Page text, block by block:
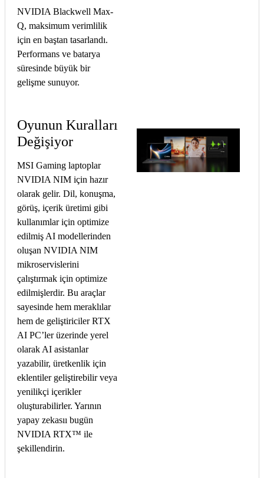
NVIDIA Blackwell Max-
Q, maksimum verimlilik
için en baştan tasarlandı.
Performans ve batarya
süresinde büyük bir
gelişme sunuyor.
Oyunun Kuralları
Değişiyor
MSI Gaming laptoplar
NVIDIA NIM için hazır
olarak gelir. Dil, konuşma,
görüş, içerik üretimi gibi
kullanımlar için optimize
edilmiş AI modellerinden
oluşan NVIDIA NIM
mikroservislerini
çalıştırmak için optimize
edilmişlerdir. Bu araçlar
sayesinde hem meraklılar
hem de geliştiriciler RTX
AI PC’ler üzerinde yerel
olarak AI asistanlar
yazabilir, üretkenlik için
eklentiler geliştirebilir veya
yenilikçi içerikler
oluşturabilirler. Yarının
yapay zekasıı bugün
NVIDIA RTX™ ile
şekillendirin.